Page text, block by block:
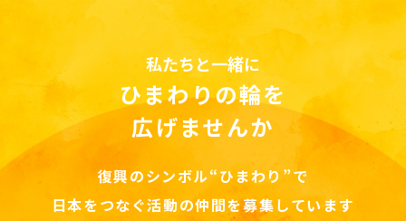
私たちと一緒に
ひまわりの輪を
広げませんか
復興のシンボル“ひまわり”で
日本をつなぐ活動の仲間を募集しています